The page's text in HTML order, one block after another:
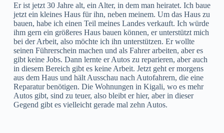
Er ist jetzt 30 Jahre alt, ein Alter, in dem man heiratet. Ich baue
jetzt ein kleines Haus für ihn, neben meinem. Um das Haus zu
bauen, habe ich einen Teil meines Landes verkauft. Ich würde
ihm gern ein größeres Haus bauen können, er unterstützt mich
bei der Arbeit, also möchte ich ihn unterstützen. Er wollte
seinen Führerschein machen und als Fahrer arbeiten, aber es
gibt keine Jobs. Dann lernte er Autos zu reparieren, aber auch
in diesem Bereich gibt es keine Arbeit. Jetzt geht er morgens
aus dem Haus und hält Ausschau nach Autofahrern, die eine
Reparatur benötigen. Die Wohnungen in Kigali, wo es mehr
Autos gibt, sind zu teuer, also bleibt er hier, aber in dieser
Gegend gibt es vielleicht gerade mal zehn Autos.